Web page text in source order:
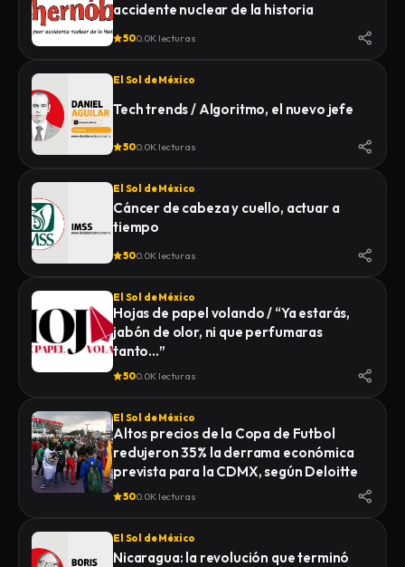
accidente nuclear de la historia
500.0K lecturas
El Sol de México
Tech trends / Algoritmo, el nuevo jefe
500.0K lecturas
El Sol de México
Cáncer de cabeza y cuello, actuar a
tiempo
500.0K lecturas
El Sol de México
Hojas de papel volando / “Ya estarás,
jabón de olor, ni que perfumaras
tanto…”
500.0K lecturas
El Sol de México
Altos precios de la Copa de Futbol
redujeron 35% la derrama económica
prevista para la CDMX, según Deloitte
500.0K lecturas
El Sol de México
Nicaragua: la revolución que terminó